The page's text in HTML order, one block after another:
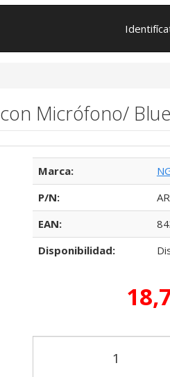
Micrófono/
Marca:
P/N:
EAN:
Disponibilidad: